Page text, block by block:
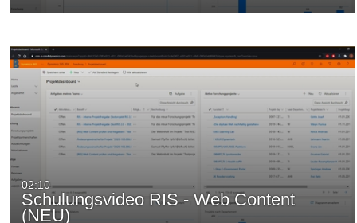
02:10
Schulungsvideo RIS - Web Content
(NEU)